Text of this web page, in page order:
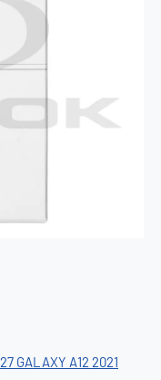
GALAXY A12 2021